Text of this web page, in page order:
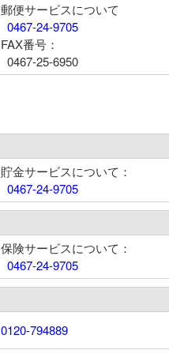
郵便サービスについて
0467-24-9705
FAX番号：
0467-25-6950
貯金サービスについて：
0467-24-9705
保険サービスについて：
0467-24-9705
0120-794889